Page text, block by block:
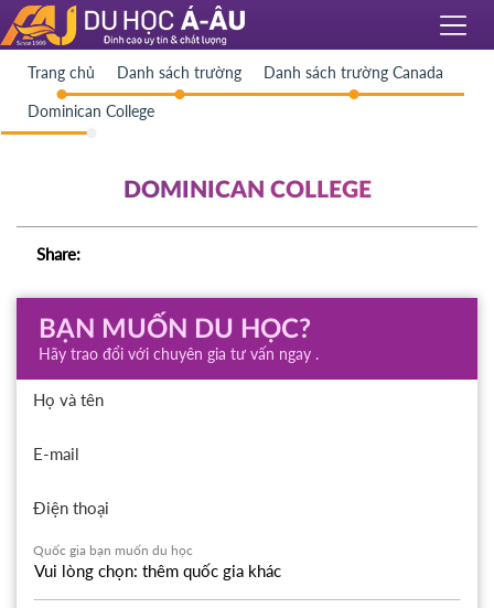
Trang chủ Danh sách trường Danh sách trường Canada
Dominican College
DOMINICAN COLLEGE
Share:
BẠN MUỐN DU HỌC?
Hãy trao đổi với chuyên gia tư vấn ngay .
Họ và tên
E-mail
Điện thoại
Quốc gia bạn muốn du học